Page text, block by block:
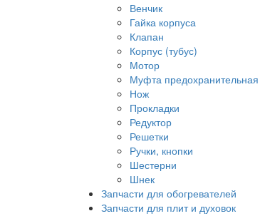
Венчик
Гайка корпуса
Клапан
Корпус (тубус)
Мотор
Муфта предохранительная
Нож
Прокладки
Редуктор
Решетки
Ручки, кнопки
Шестерни
Шнек
Запчасти для обогревателей
Запчасти для плит и духовок